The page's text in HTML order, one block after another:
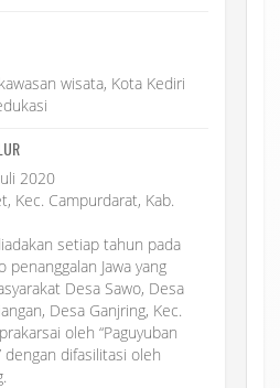
wisata, Kota Kediri
2020
Kec. Campurdarat, Kab.
setiap tahun pada
penanggalan Jawa yang
Desa Sawo, Desa
Desa Ganjring, Kec.
oleh “Paguyuban
dengan difasilitasi oleh